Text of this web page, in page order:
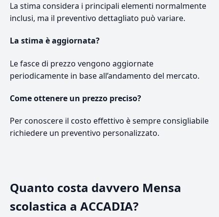
La stima considera i principali elementi normalmente
inclusi, ma il preventivo dettagliato può variare.
La stima è aggiornata?
Le fasce di prezzo vengono aggiornate
periodicamente in base all’andamento del mercato.
Come ottenere un prezzo preciso?
Per conoscere il costo effettivo è sempre consigliabile
richiedere un preventivo personalizzato.
Quanto costa davvero Mensa
scolastica a ACCADIA?